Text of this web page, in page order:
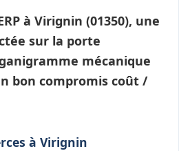
à Virignin (01350), une
sur la porte
mécanique
bon compromis coût /
à Virignin